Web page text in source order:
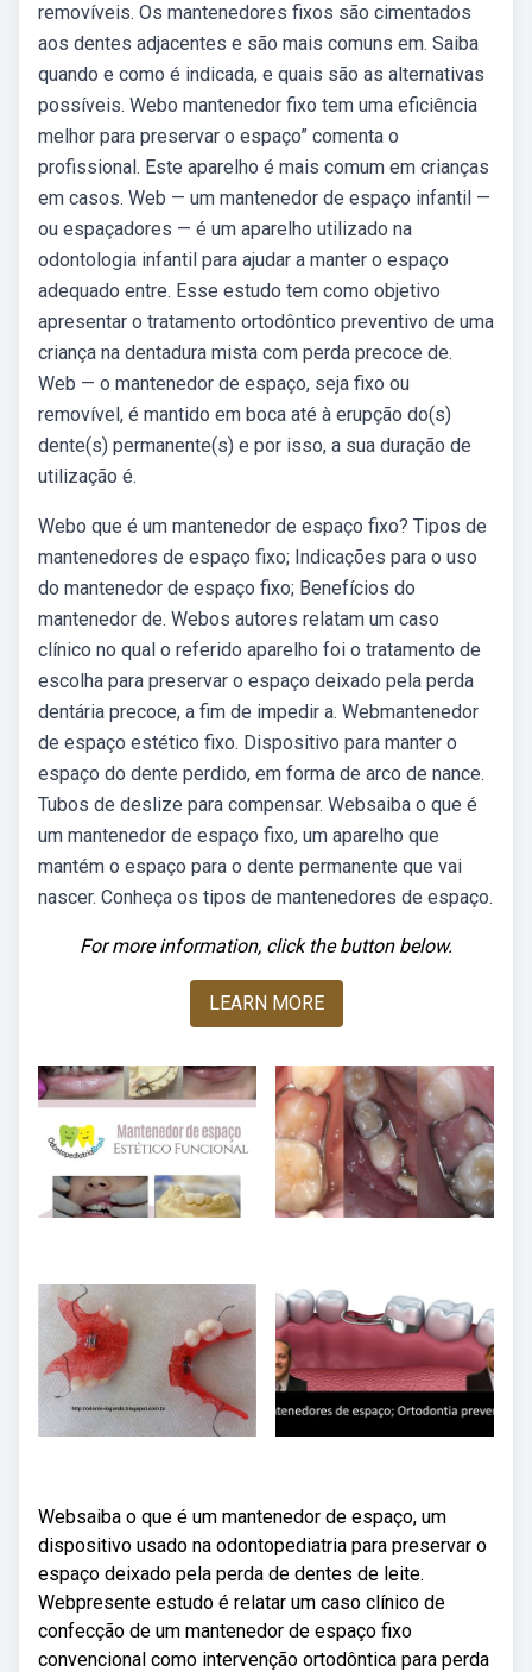
removíveis. Os mantenedores fixos são cimentados
aos dentes adjacentes e são mais comuns em. Saiba
quando e como é indicada, e quais são as alternativas
possíveis. Webo mantenedor fixo tem uma eficiência
melhor para preservar o espaço” comenta o
profissional. Este aparelho é mais comum em crianças
em casos. Web — um mantenedor de espaço infantil —
ou espaçadores — é um aparelho utilizado na
odontologia infantil para ajudar a manter o espaço
adequado entre. Esse estudo tem como objetivo
apresentar o tratamento ortodôntico preventivo de uma
criança na dentadura mista com perda precoce de.
Web — o mantenedor de espaço, seja fixo ou
removível, é mantido em boca até à erupção do(s)
dente(s) permanente(s) e por isso, a sua duração de
utilização é.
Webo que é um mantenedor de espaço fixo? Tipos de
mantenedores de espaço fixo; Indicações para o uso
do mantenedor de espaço fixo; Benefícios do
mantenedor de. Webos autores relatam um caso
clínico no qual o referido aparelho foi o tratamento de
escolha para preservar o espaço deixado pela perda
dentária precoce, a fim de impedir a. Webmantenedor
de espaço estético fixo. Dispositivo para manter o
espaço do dente perdido, em forma de arco de nance.
Tubos de deslize para compensar. Websaiba o que é
um mantenedor de espaço fixo, um aparelho que
mantém o espaço para o dente permanente que vai
nascer. Conheça os tipos de mantenedores de espaço.
For more information, click the button below.
LEARN MORE
Websaiba o que é um mantenedor de espaço, um
dispositivo usado na odontopediatria para preservar o
espaço deixado pela perda de dentes de leite.
Webpresente estudo é relatar um caso clínico de
confecção de um mantenedor de espaço fixo
convencional como intervenção ortodôntica para perda